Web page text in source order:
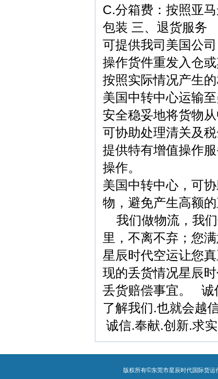
C.分箱费：按照亚
包装 三、退货服务
可提供我司美国公
操作货件重发入仓
按照实际情况产生
美国中转中心运输
安全稳妥地将货物
可协助处理清关及
提供特有增值操作
操作。
美国中转中心，可
物，避免产生高额
我们做物流，我
里，不离不弃；您
星辰时代空运让您
现的丢货情况星辰
丢货赔偿事宜。 诚
了解我们.也就会越
诚信.奉献.创新.求
版权所有©东莞市星辰时代国际货